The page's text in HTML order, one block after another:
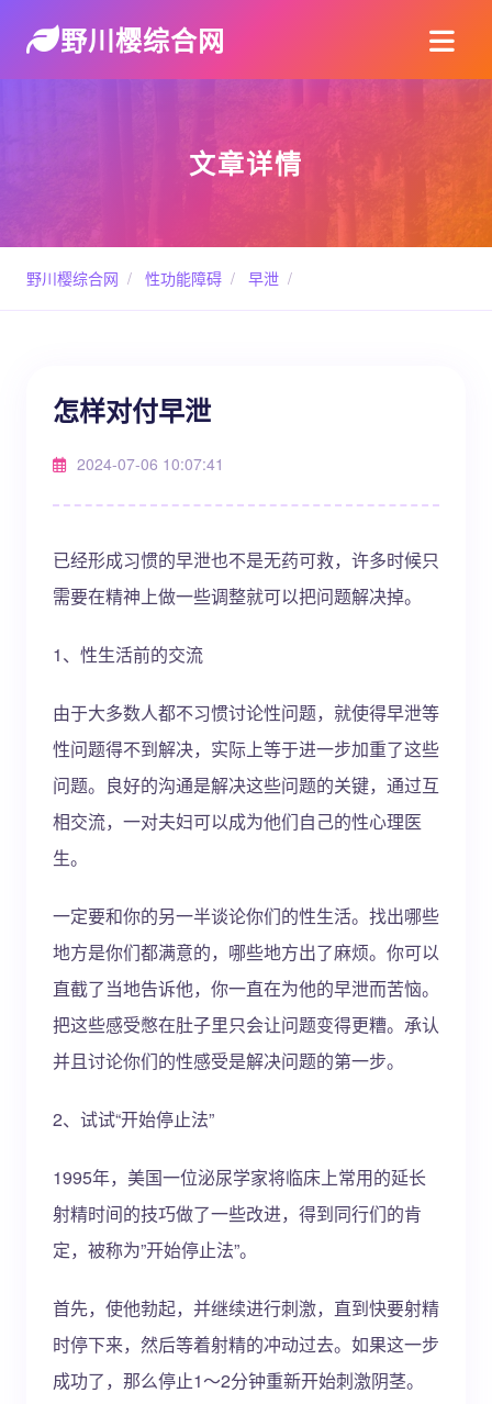
野川樱综合网
文章详情
野川樱综合网 / 性功能障碍 / 早泄 /
怎样对付早泄
2024-07-06 10:07:41
已经形成习惯的早泄也不是无药可救，许多时候只
需要在精神上做一些调整就可以把问题解决掉。
1、性生活前的交流
由于大多数人都不习惯讨论性问题，就使得早泄等
性问题得不到解决，实际上等于进一步加重了这些
问题。良好的沟通是解决这些问题的关键，通过互
相交流，一对夫妇可以成为他们自己的性心理医
生。
一定要和你的另一半谈论你们的性生活。找出哪些
地方是你们都满意的，哪些地方出了麻烦。你可以
直截了当地告诉他，你一直在为他的早泄而苦恼。
把这些感受憋在肚子里只会让问题变得更糟。承认
并且讨论你们的性感受是解决问题的第一步。
2、试试“开始停止法”
1995年，美国一位泌尿学家将临床上常用的延长
射精时间的技巧做了一些改进，得到同行们的肯
定，被称为”开始停止法”。
首先，使他勃起，并继续进行刺激，直到快要射精
时停下来，然后等着射精的冲动过去。如果这一步
成功了，那么停止1～2分钟重新开始刺激阴茎。